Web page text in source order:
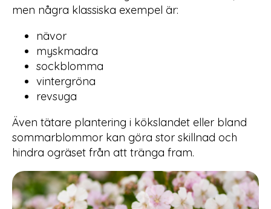
men några klassiska exempel är:
nävor
myskmadra
sockblomma
vintergröna
revsuga
Även tätare plantering i kökslandet eller bland
sommarblommor kan göra stor skillnad och
hindra ogräset från att tränga fram.